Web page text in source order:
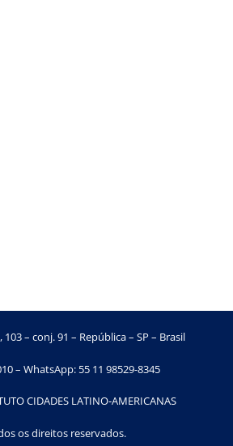
– conj. 91 – República – SP – Brasil
– WhatsApp: 55 11 98529-8345
CIDADES LATINO-AMERICANAS
os direitos reservados.​